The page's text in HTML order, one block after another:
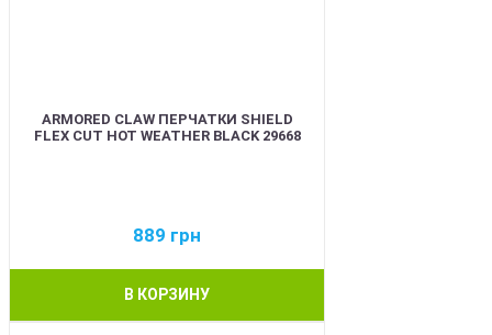
ARMORED CLAW ПЕРЧАТКИ SHIELD
FLEX CUT HOT WEATHER BLACK 29668
889 грн
В КОРЗИНУ